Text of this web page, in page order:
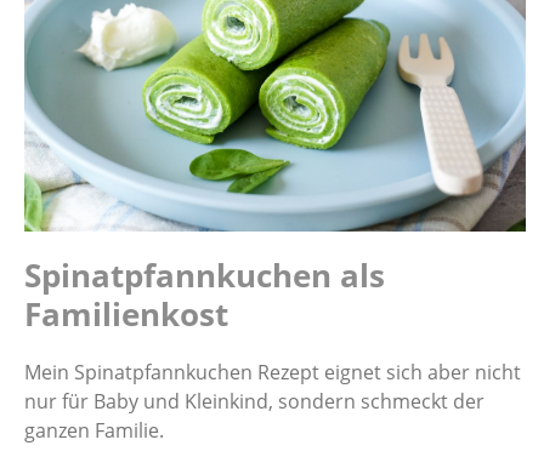
Spinatpfannkuchen als
Familienkost
Mein Spinatpfannkuchen Rezept eignet sich aber nicht
nur für Baby und Kleinkind, sondern schmeckt der
ganzen Familie.